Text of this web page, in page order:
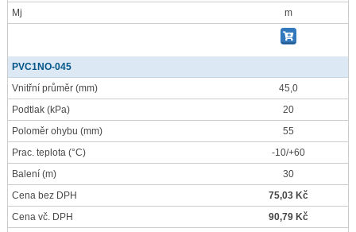
Mj
m
PVC1NO-045
Vnitřní průměr (mm)
45,0
Podtlak (kPa)
20
Poloměr ohybu (mm)
55
Prac. teplota (°C)
-10/+60
Balení (m)
30
Cena bez DPH
75,03 Kč
Cena vč. DPH
90,79 Kč